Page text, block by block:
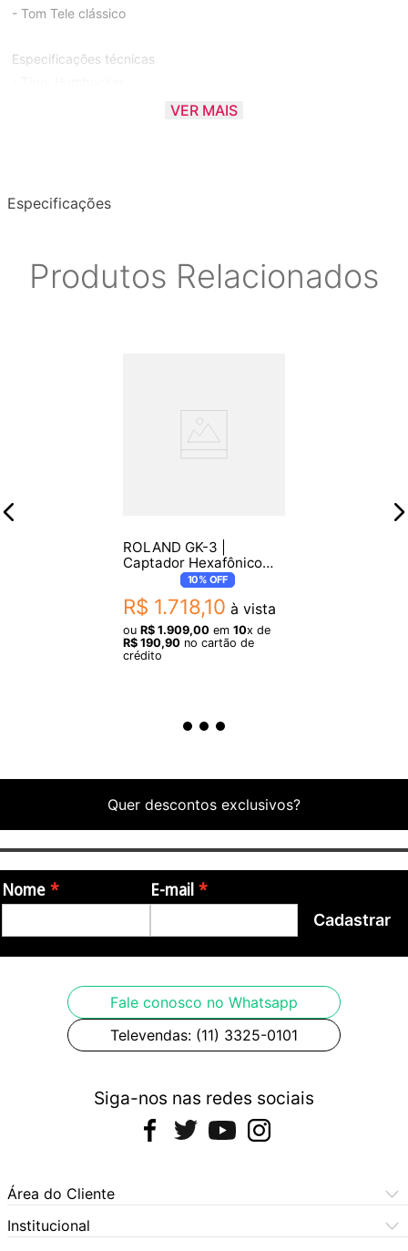
- Tom Tele clássico
Especificações técnicas
- Número de cordas: 6
VER MAIS
Especificações
Produtos Relacionados
ROLAND GK-3 |
Captador Hexafônico
para Guitarra
10%OFF
R$ 1.718,10 à vista
ou R$ 1.909,00 em 10x de
R$ 190,90 no cartão de
crédito
Quer descontos exclusivos?
Nome E-mail
Cadastrar
Fale conosco no Whatsapp
Televendas: (11) 3325-0101
Siga-nos nas redes sociais
Área do Cliente
Meus Pedidos
Meus Dados
Institucional